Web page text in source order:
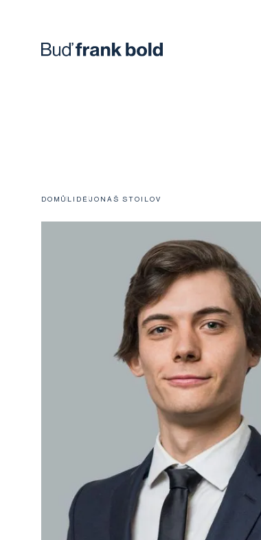
DOMŮ LIDÉ JONÁŠ STOILOV